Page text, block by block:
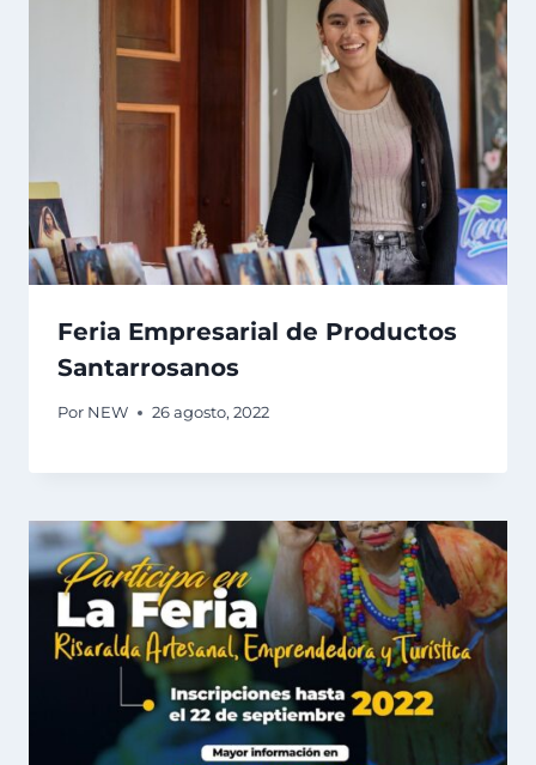
Feria Empresarial de Productos
Santarrosanos
Por NEW 26 agosto, 2022